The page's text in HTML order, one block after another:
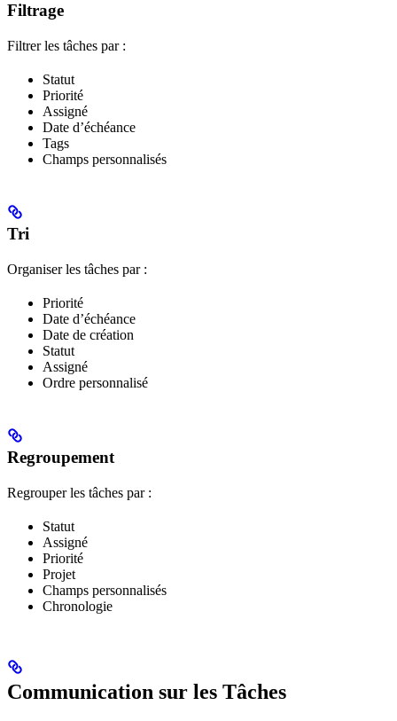
Filtrage
Filtrer les tâches par :
Statut
Priorité
Assigné
Date d’échéance
Tags
Champs personnalisés
Tri
Organiser les tâches par :
Priorité
Date d’échéance
Date de création
Statut
Assigné
Ordre personnalisé
Regroupement
Regrouper les tâches par :
Statut
Assigné
Priorité
Projet
Champs personnalisés
Chronologie
Communication sur les Tâches